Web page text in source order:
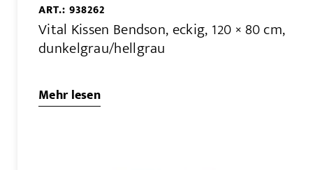
ART.: 938262
Vital Kissen Bendson, eckig, 120 × 80 cm,
dunkelgrau/hellgrau
Mehr lesen